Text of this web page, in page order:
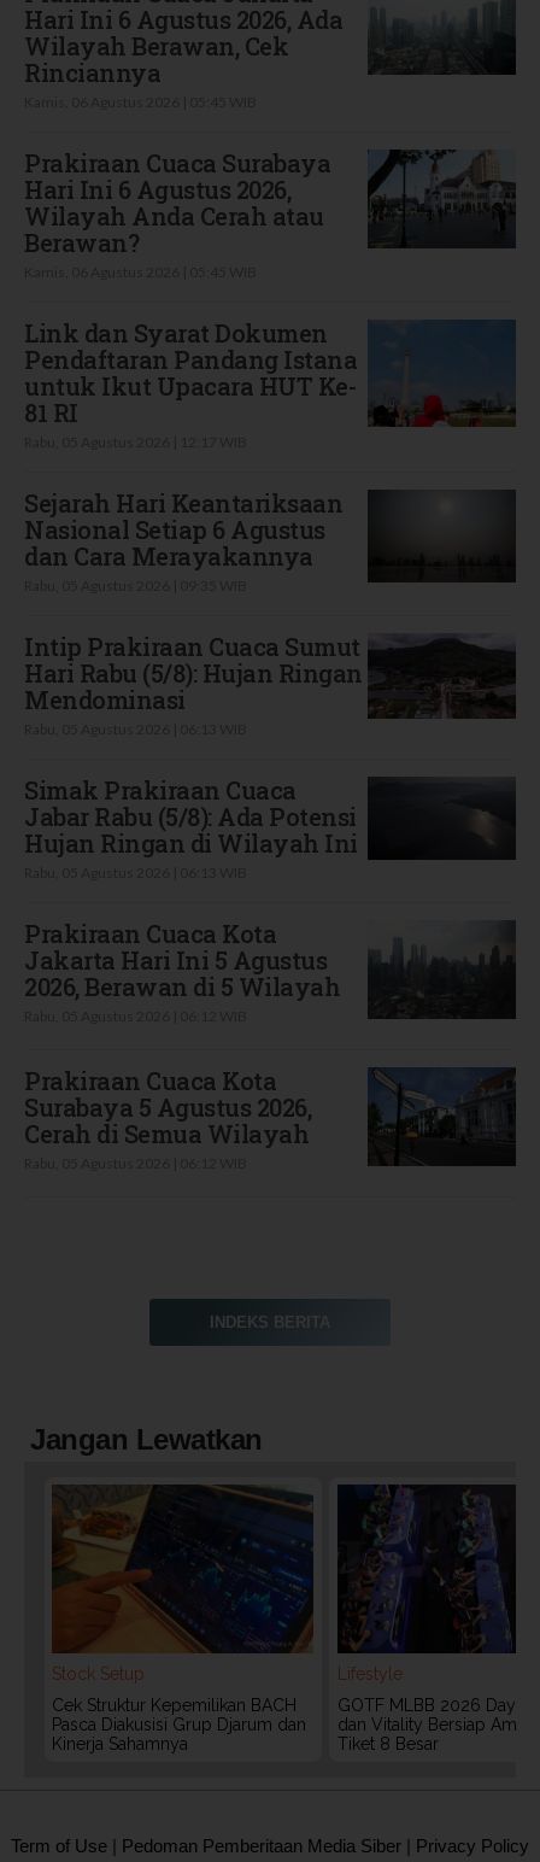
Hari Ini 6 Agustus 2026, Ada
Wilayah Berawan, Cek
Rinciannya
Prakiraan Cuaca Surabaya
Hari Ini 6 Agustus 2026,
Wilayah Anda Cerah atau
Berawan?
Link dan Syarat Dokumen
Pendaftaran Pandang Istana
untuk Ikut Upacara HUT Ke-
81 RI
Sejarah Hari Keantariksaan
Nasional Setiap 6 Agustus
dan Cara Merayakannya
Intip Prakiraan Cuaca Sumut
Hari Rabu (5/8): Hujan Ringan
Mendominasi
Simak Prakiraan Cuaca
Jabar Rabu (5/8): Ada Potensi
Hujan Ringan di Wilayah Ini
Prakiraan Cuaca Kota
Jakarta Hari Ini 5 Agustus
2026, Berawan di 5 Wilayah
Prakiraan Cuaca Kota
Surabaya 5 Agustus 2026,
Cerah di Semua Wilayah
INDEKS BERITA
Jangan Lewatkan
Stock Setup
Cek Struktur Kepemilikan BACH
Pasca Diakusisi Grup Djarum dan
Kinerja Sahamnya
Lifestyle
GOTF MLBB 2026 Day 2:
dan Vitality Bersiap
Tiket 8 Besar
Term of Use | Pedoman Pemberitaan Media Siber | Privacy Policy